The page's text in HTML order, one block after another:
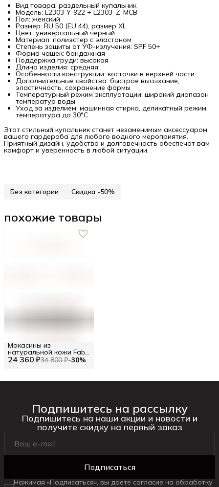
Вид товара: раздельный купальник
Модель: L2303-Y-922 + L2303–Z-MCB
Пол: женский
Размер: RU 50 (EU 44), размер XL
Цвет: универсальный черный
Материал: полиэстер с эластаном
Степень защиты от УФ-излучения: SPF 50+
Форма чашек: бандажная
Поддержка груди: высокая
Длина изделия: средняя
Особенности конструкции: косточки в верхней части
Дополнительные свойства: быстрое высыхание,
эластичность, сохранение формы
Температурный режим эксплуатации: широкий диапазон
температур воды
Уход за изделием: машинная стирка, деликатный режим,
температура до 30°C
Этот стильный купальник станет незаменимым аксессуаром
вашего гардероба для любого водного мероприятия.
Приятный дизайн, удобство и долговечность обеспечат вам
комфорт и уверенность в любой ситуации.
Без категории Скидка -50%
похожие товары
24 360 ₽34 800 ₽−30%
Мокасины из
натуральной кожи Fabi
RU 42.5 / EU 43 / 43
Подпишитесь на рассылку
Подпишитесь на наши акции и новости и
получите скидку на первый заказ
Подписаться
Нажимая «Подписаться», вы даете согласие на обработку